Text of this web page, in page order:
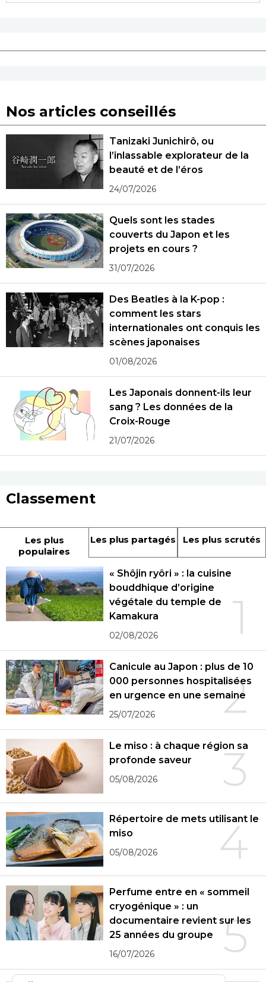
Nos articles conseillés
Tanizaki Junichirô, ou
l’inlassable explorateur de la
beauté et de l’éros
24/07/2026
Quels sont les stades
couverts du Japon et les
projets en cours ?
31/07/2026
Des Beatles à la K-pop :
comment les stars
internationales ont conquis les
scènes japonaises
01/08/2026
Les Japonais donnent-ils leur
sang ? Les données de la
Croix-Rouge
21/07/2026
Classement
Les plus
populaires
Les plus partagés Les plus scrutés
1
« Shôjin ryôri » : la cuisine
bouddhique d’origine
végétale du temple de
Kamakura
02/08/2026
2
Canicule au Japon : plus de 10
000 personnes hospitalisées
en urgence en une semaine
25/07/2026
3
Le miso : à chaque région sa
profonde saveur
05/08/2026
4
Répertoire de mets utilisant le
miso
05/08/2026
5
Perfume entre en « sommeil
cryogénique » : un
documentaire revient sur les
25 années du groupe
16/07/2026